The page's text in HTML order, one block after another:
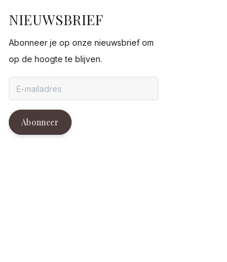
NIEUWSBRIEF
Abonneer je op onze nieuwsbrief om
op de hoogte te blijven.
Abonneer